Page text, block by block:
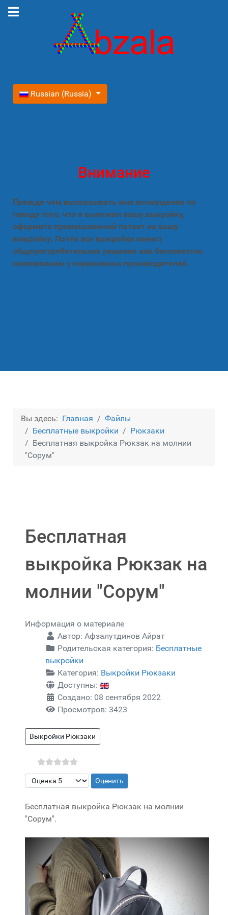
Выберите язык
Russian (Russia)
Внимание
Прежде чем высказывать мне возмущение по
поводу того, что я выложил вашу выкройку,
оформите промышленный патент на вашу
выкройку. Почти все выкройки имеют
общеупотребительное решение или бессовестно
скопированы у нормальных производителей.
Вы здесь: Главная
Файлы
Бесплатные выкройки
Рюкзаки
Бесплатная выкройка Рюкзак на молнии
"Сорум"
Бесплатная
выкройка Рюкзак на
молнии "Сорум"
Информация о материале
Автор: Афзалутдинов Айрат
Родительская категория: Бесплатные
выкройки
Категория: Выкройки Рюкзаки
Доступны:
Создано: 08 сентября 2022
Просмотров: 3423
Выкройки Рюкзаки
Пожалуйста, оцените
Бесплатная выкройка Рюкзак на молнии
"Сорум".